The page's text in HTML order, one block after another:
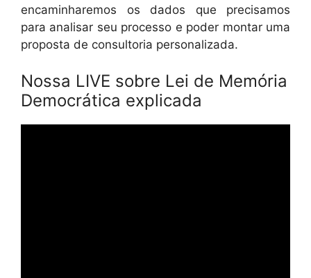
encaminharemos os dados que precisamos
para analisar seu processo e poder montar uma
proposta de consultoria personalizada.
Nossa LIVE sobre Lei de Memória
Democrática explicada